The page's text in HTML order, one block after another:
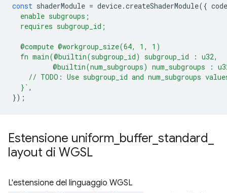
const shaderModule = device.createShaderModule({ code
  enable subgroups;
  requires subgroup_id;
  @compute @workgroup_size(64, 1, 1)
  fn main(@builtin(subgroup_id) subgroup_id : u32,
@builtin(num_subgroups) num_subgroups :
// TODO: Use subgroup_id and num_subgroups
  }`
,
});
Estensione uniform buffer standard
layout di WGSL
L'estensione del linguaggio WGSL